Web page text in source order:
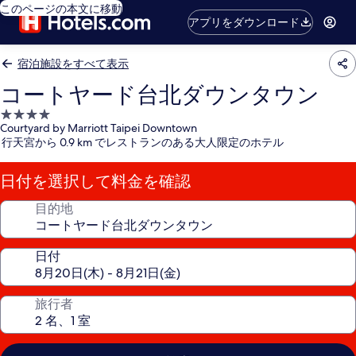
このページの本文に移動
アプリをダウンロード
宿泊施設をすべて表示
コートヤード台北ダウンタウン
4.0
つ
星
宿
泊
施
Courtyard by Marriott Taipei Downtown
行天宮から 0.9 km でレストランのある大人限定のホテル
日付を選択して料金を確認
目的地
日付
旅行者